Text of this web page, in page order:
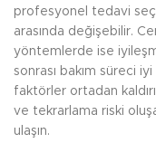
profesyonel tedavi
arasında değişebilir.
yöntemlerde ise
sonrası bakım süreci
faktörler ortadan
ve tekrarlama riski
ulaşın.